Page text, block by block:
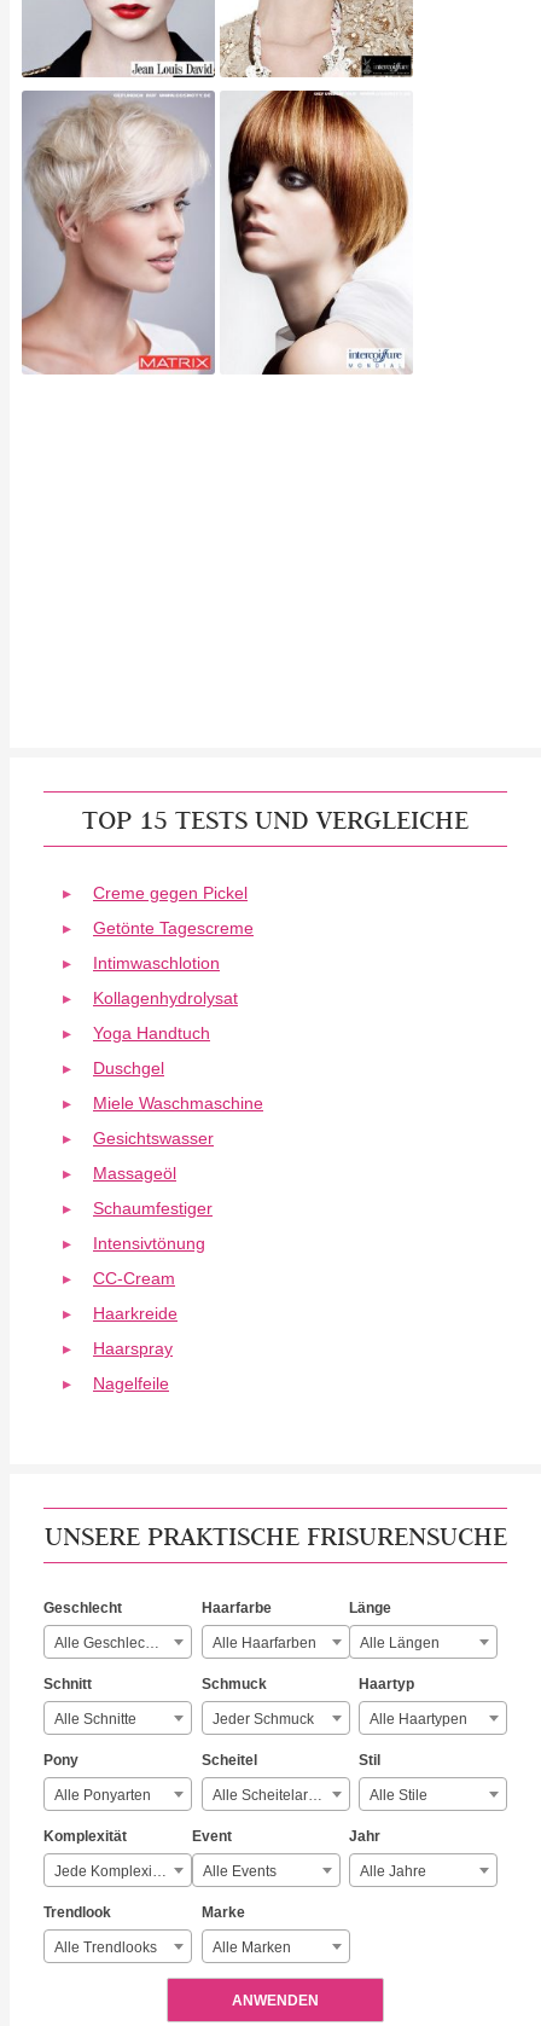
TOP 15 TESTS UND VERGLEICHE
Creme gegen Pickel
Getönte Tagescreme
Intimwaschlotion
Kollagenhydrolysat
Yoga Handtuch
Duschgel
Miele Waschmaschine
Gesichtswasser
Massageöl
Schaumfestiger
Intensivtönung
CC-Cream
Haarkreide
Haarspray
Nagelfeile
UNSERE PRAKTISCHE FRISURENSUCHE
Geschlecht
Alle Geschlechter
Haarfarbe
Alle Haarfarben
Länge
Alle Längen
Schnitt
Alle Schnitte
Schmuck
Jeder Schmuck
Haartyp
Alle Haartypen
Pony
Alle Ponyarten
Scheitel
Alle Scheitelarten
Stil
Alle Stile
Komplexität
Jede Komplexität
Event
Alle Events
Jahr
Alle Jahre
Trendlook
Alle Trendlooks
Marke
Alle Marken
ANWENDEN